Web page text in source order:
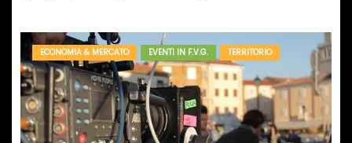
ECONOMIA & MERCATO EVENTI IN F.V.G. TERRITORIO